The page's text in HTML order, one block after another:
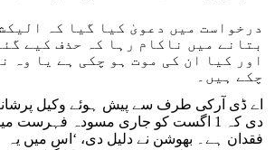
درخواست میں دعویٰ کیا گیا کہ
بتانے میں ناکام رہا کہ حذف کیے
اور کیا ان کی موت ہو چکی ہے یا وہ
چکے ہیں۔
اے ڈی آرکی طرف سے پیش ہوئے وکیل
دی کہ 1 اگست کو جاری مسودہ فہرست
فقدان ہے۔ بھوشن نے دلیل دی، ‘اس میں یہ